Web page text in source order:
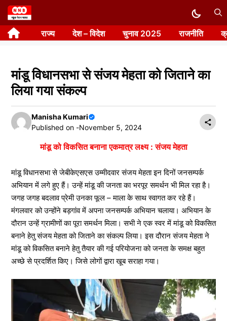
Skip
to
content राज्य देश – विदेश चुनाव 2025 राजनीति
मांडू विधानसभा से संजय मेहता को जिताने का
लिया गया संकल्प
Manisha Kumari
Published on -November 5, 2024
मांडू को विकसित बनाना एकमात्र लक्ष्य : संजय मेहता
मांडू विधानसभा से जेबीकेएसएस उम्मीदवार संजय मेहता इन दिनों जनसम्पर्क
अभियान में लगे हुए हैं। उन्हें मांडू की जनता का भरपूर समर्थन भी मिल रहा है।
जगह जगह बदलाव प्रेमी उनका फूल – माला के साथ स्वागत कर रहे हैं।
मंगलवार को उन्होंने बड़गांव में अपना जनसम्पर्क अभियान चलाया। अभियान के
दौरान उन्हें ग्रामीणों का पूरा समर्थन मिला। सभी ने एक स्वर में मांडू को विकसित
बनाने हेतु संजय मेहता को जिताने का संकल्प लिया। इस दौरान संजय मेहता ने
मांडू को विकसित बनाने हेतु तैयार की गई परियोजना को जनता के समक्ष बहुत
अच्छे से प्रदर्शित किए। जिसे लोगों द्वारा खूब सराहा गया।